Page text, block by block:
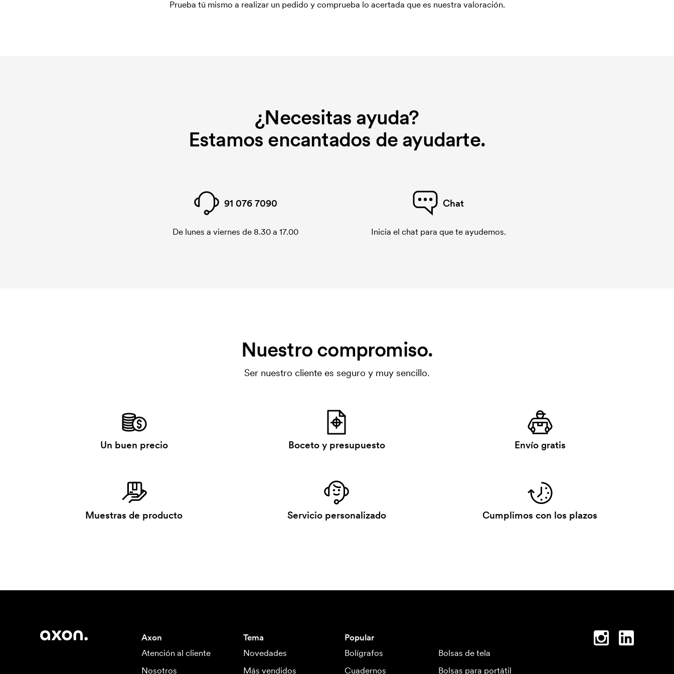
Prueba tú mismo a realizar un pedido y comprueba lo acertada que es nuestra valoración.
¿Necesitas ayuda?
Estamos encantados de ayudarte.
91 076 7090
De lunes a viernes de 8.30 a 17.00
Chat
Inicia el chat para que te ayudemos.
Nuestro compromiso.
Ser nuestro cliente es seguro y muy sencillo.
Un buen precio Boceto y presupuesto Envío gratis
Muestras de producto Servicio personalizado Cumplimos con los plazos
Axon
Atención al cliente
Nosotros
Tema
Novedades
Más vendidos
Popular
Bolígrafos
Bolsas de tela
Cuadernos
Bolsas para portátil